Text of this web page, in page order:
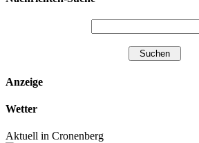
Anzeige
Wetter
Aktuell in Cronenberg